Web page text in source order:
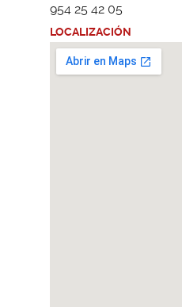
954 25 42 05
LOCALIZACIÓN